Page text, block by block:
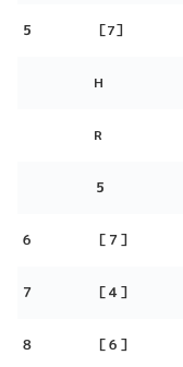
５ ［7］
H
R
５
６ ［７］
７ ［４］
８ ［６］